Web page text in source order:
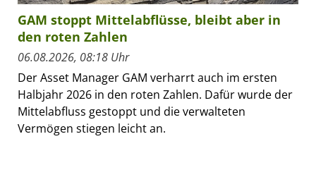
GAM stoppt Mittelabflüsse, bleibt aber in
den roten Zahlen
06.08.2026, 08:18 Uhr
Der Asset Manager GAM verharrt auch im ersten
Halbjahr 2026 in den roten Zahlen. Dafür wurde der
Mittelabfluss gestoppt und die verwalteten
Vermögen stiegen leicht an.